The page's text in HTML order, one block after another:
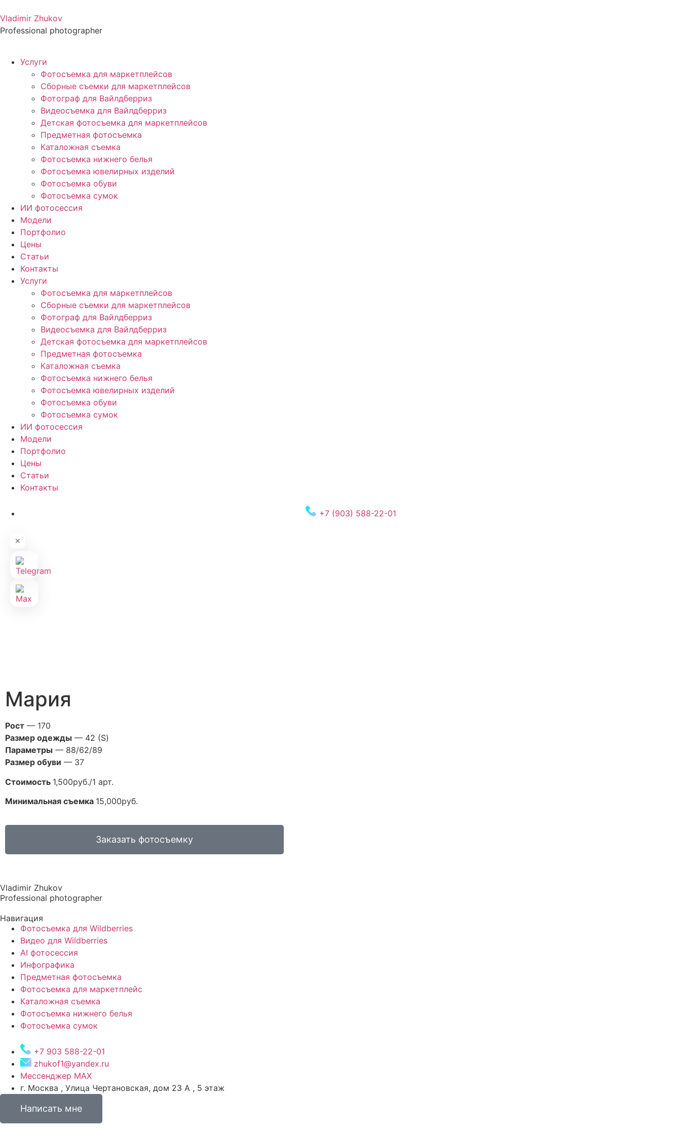
✕
Vladimir Zhukov
Professional photographer
Услуги
Фотосъемка для маркетплейсов
Сборные съемки для маркетплейсов
Фотограф для Вайлдберриз
Видеосъемка для Вайлдберриз
Детская фотосъемка для маркетплейсов
Предметная фотосъемка
Каталожная съемка
Фотосъемка нижнего белья
Фотосъемка ювелирных изделий
Фотосъемка обуви
Фотосъемка сумок
ИИ фотосессия
Модели
Портфолио
Цены
Статьи
Контакты
Услуги
Фотосъемка для маркетплейсов
Сборные съемки для маркетплейсов
Фотограф для Вайлдберриз
Видеосъемка для Вайлдберриз
Детская фотосъемка для маркетплейсов
Предметная фотосъемка
Каталожная съемка
Фотосъемка нижнего белья
Фотосъемка ювелирных изделий
Фотосъемка обуви
Фотосъемка сумок
ИИ фотосессия
Модели
Портфолио
Цены
Статьи
Контакты
+7 (903) 588-22-01
Мария
Рост — 170
Размер одежды — 42 (S)
Параметры — 88/62/89
Размер обуви — 37
Стоимость 1,500руб./1 арт.
Минимальная съемка 15,000руб.
Заказать фотосъемку
Vladimir Zhukov
Professional photographer
Навигация
Фотосъемка для Wildberries
Видео для Wildberries
AI фотосессия
Инфографика
Предметная фотосъемка
Фотосъемка для маркетплейс
Каталожная съемка
Фотосъемка нижнего белья
Фотосъемка сумок
+7 903 588-22-01
zhukof1@yandex.ru
Мессенджер МАХ
г. Москва , Улица Чертановская, дом 23 А , 5 этаж
Написать мне